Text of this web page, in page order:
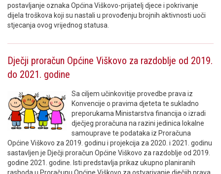
postavljanje oznaka Općina Viškovo-prijatelj djece i pokrivanje
dijela troškova koji su nastali u provođenju brojnih aktivnosti uoči
stjecanja ovog vrijednog statusa.
Dječji proračun Općine Viškovo za razdoblje od 2019.
do 2021. godine
Sa ciljem učinkovitije provedbe prava iz
Konvencije o pravima djeteta te sukladno
preporukama Ministarstva financija o izradi
dječjeg proračuna na razini jedinica lokalne
samouprave te podataka iz Proračuna
Općine Viškovo za 2019. godinu i projekcija za 2020. i 2021. godinu
sastavljen je Dječji proračun Općine Viškovo za razdoblje od 2019.
godine 2021. godine. Isti predstavlja prikaz ukupno planiranih
rashoda u Proračunu Općine Viškovo za ostvarivanje dječjih prava